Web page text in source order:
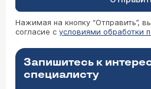
Нажимая на кнопку “Отправить”,
согласие с условиями обработки
Запишитесь к
специалисту